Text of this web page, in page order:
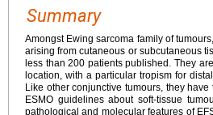
Summary
Amongst Ewing sarcoma family of
arising from cutaneous or subcutaneous
less than 200 patients published. They
location, with a particular tropism for
Like other conjunctive tumours, they
ESMO guidelines about soft-tissue
pathological and molecular features of